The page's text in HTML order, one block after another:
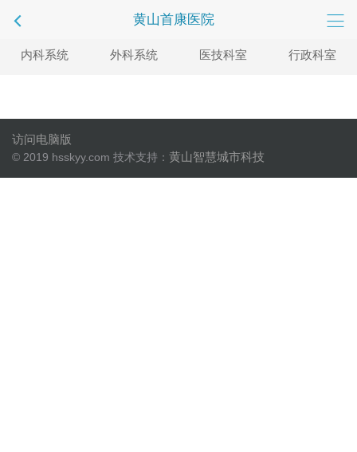
黄山首康医院
内科系统 外科系统 医技科室 行政科室
访问电脑版
© 2019 hsskyy.com 技术支持： 黄山智慧城市科技